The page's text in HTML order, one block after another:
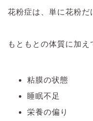
花粉症は、単に花粉だ
もともとの体質に加え
粘膜の状態
睡眠不足
栄養の偏り